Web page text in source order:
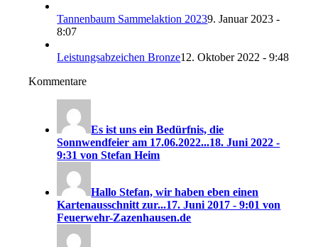
Tannenbaum Sammelaktion 20239. Januar 2023 -
8:07
Leistungsabzeichen Bronze12. Oktober 2022 - 9:48
Kommentare
Es ist uns ein Bedürfnis, die
Sonnwendfeier am 17.06.2022...18. Juni 2022 -
9:31 von Stefan Heim
Hallo Stefan, wir haben eben einen
Kartenausschnitt zur...17. Juni 2017 - 9:01 von
Feuerwehr-Zazenhausen.de